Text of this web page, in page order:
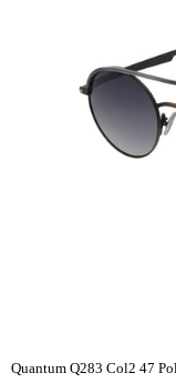
Quantum Q283 Col2 47